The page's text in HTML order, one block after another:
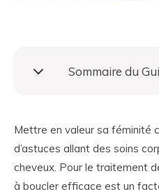
Sommaire du
Mettre en valeur sa féminité
d’astuces allant des soins
cheveux. Pour le traitement
à boucler efficace est un